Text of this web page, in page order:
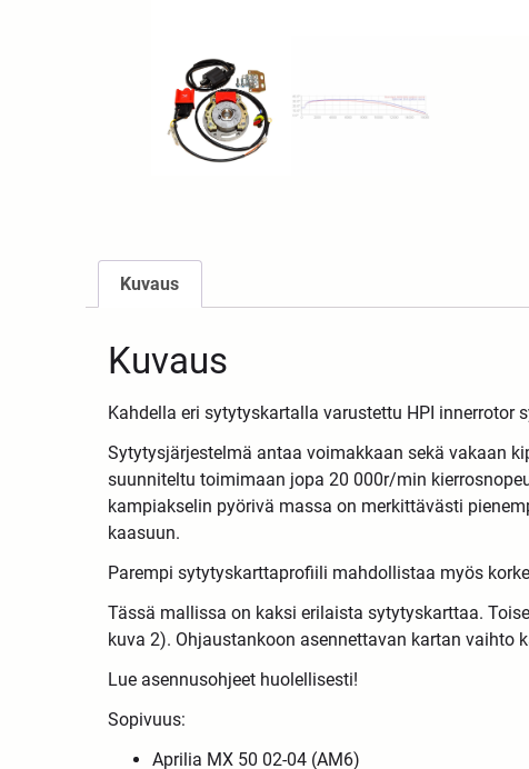
Kuvaus
Kuvaus
Kahdella eri sytytyskartalla varustettu HPI innerrotor
Sytytysjärjestelmä antaa voimakkaan sekä vakaan
suunniteltu toimimaan jopa 20 000r/min
kampiakselin pyörivä massa on merkittävästi
kaasuun.
Parempi sytytyskarttaprofiili mahdollistaa myös
Tässä mallissa on kaksi erilaista sytytyskarttaa.
kuva 2). Ohjaustankoon asennettavan kartan vaihto
Lue asennusohjeet huolellisesti!
Sopivuus:
Aprilia MX 50 02-04 (AM6)